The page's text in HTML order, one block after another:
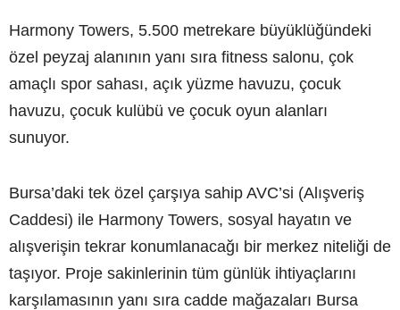
Harmony Towers, 5.500 metrekare büyüklüğündeki
özel peyzaj alanının yanı sıra fitness salonu, çok
amaçlı spor sahası, açık yüzme havuzu, çocuk
havuzu, çocuk kulübü ve çocuk oyun alanları
sunuyor.
Bursa’daki tek özel çarşıya sahip AVC’si (Alışveriş
Caddesi) ile Harmony Towers, sosyal hayatın ve
alışverişin tekrar konumlanacağı bir merkez niteliği de
taşıyor. Proje sakinlerinin tüm günlük ihtiyaçlarını
karşılamasının yanı sıra cadde mağazaları Bursa